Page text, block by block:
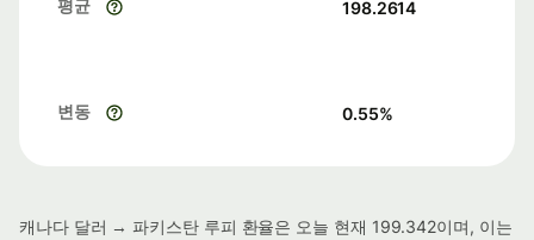
평균 198.2614
변동 0.55%
캐나다 달러 → 파키스탄 루피 환율은 오늘 현재 199.342이며, 이는